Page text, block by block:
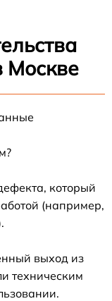
Москве
который
(например,
выход из
техническим